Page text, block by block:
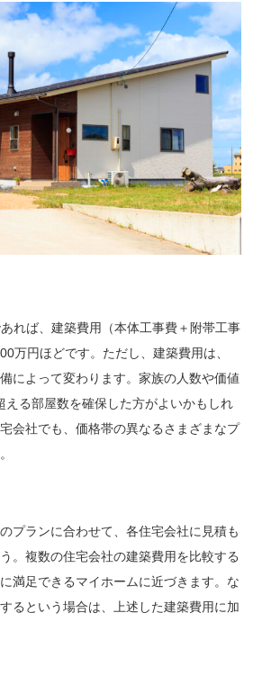
れば、建築費用（本体工事費＋附帯工事
万円ほどです。ただし、建築費用は、
によって変わります。家族の人数や価値
える部屋数を確保した方がよいかもしれ
会社でも、価格帯の異なるさまざまなプ
プランに合わせて、各住宅会社に見積も
。複数の住宅会社の建築費用を比較する
満足できるマイホームに近づきます。な
るという場合は、上述した建築費用に加